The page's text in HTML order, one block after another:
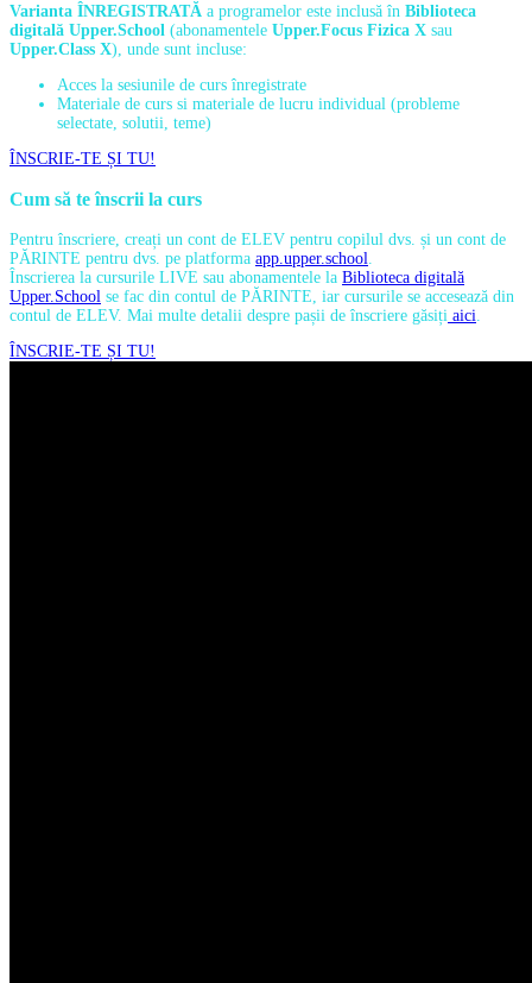
Varianta ÎNREGISTRATĂ a programelor este inclusă în Biblioteca
digitală Upper.School (abonamentele Upper.Focus Fizica X sau
Upper.Class X), unde sunt incluse:
Acces la sesiunile de curs înregistrate
Materiale de curs si materiale de lucru individual (probleme
selectate, solutii, teme)
ÎNSCRIE-TE ȘI TU!
Cum să te înscrii la curs
Pentru înscriere, creați un cont de ELEV pentru copilul dvs. și un cont de
PĂRINTE pentru dvs. pe platforma app.upper.school.
Înscrierea la cursurile LIVE sau abonamentele la Biblioteca digitală
Upper.School se fac din contul de PĂRINTE, iar cursurile se accesează din
contul de ELEV. Mai multe detalii despre pașii de înscriere găsiți aici.
ÎNSCRIE-TE ȘI TU!